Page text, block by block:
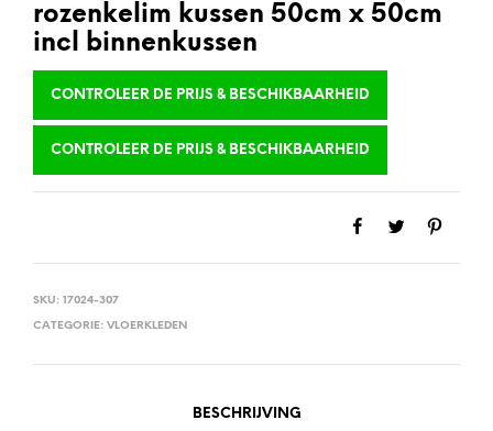
rozenkelim kussen 50cm x 50cm
incl binnenkussen
CONTROLEER DE PRIJS & BESCHIKBAARHEID
CONTROLEER DE PRIJS & BESCHIKBAARHEID
SKU: 17024-307
CATEGORIE: VLOERKLEDEN
BESCHRIJVING